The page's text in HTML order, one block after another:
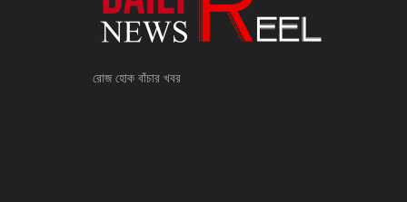
রোজ হোক বাঁচার খবর